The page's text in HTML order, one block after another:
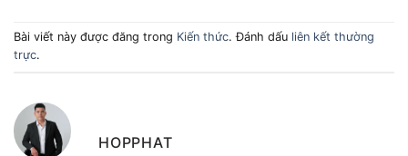
Bài viết này được đăng trong Kiến thức. Đánh dấu liên kết thường
trực.
HOPPHAT